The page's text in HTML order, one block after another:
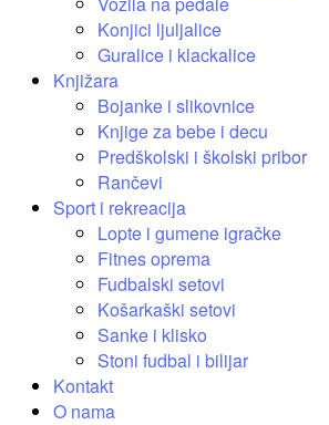
Konjici ljuljalice
Guralice i klackalice
Knjižara
Bojanke i slikovnice
Knjige za bebe i decu
Predškolski i školski pribor
Rančevi
Sport i rekreacija
Lopte i gumene igračke
Fitnes oprema
Fudbalski setovi
Košarkaški setovi
Sanke i klisko
Stoni fudbal i bilijar
Kontakt
O nama